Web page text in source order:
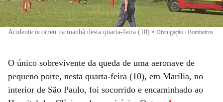
Acidente ocorreu na manhã desta quarta-feira (10) • Divulgação / Bombeiros
O único sobrevivente da queda de uma aeronave de
pequeno porte, nesta quarta-feira (10), em Marília, no
interior de São Paulo, foi socorrido e encaminhado ao